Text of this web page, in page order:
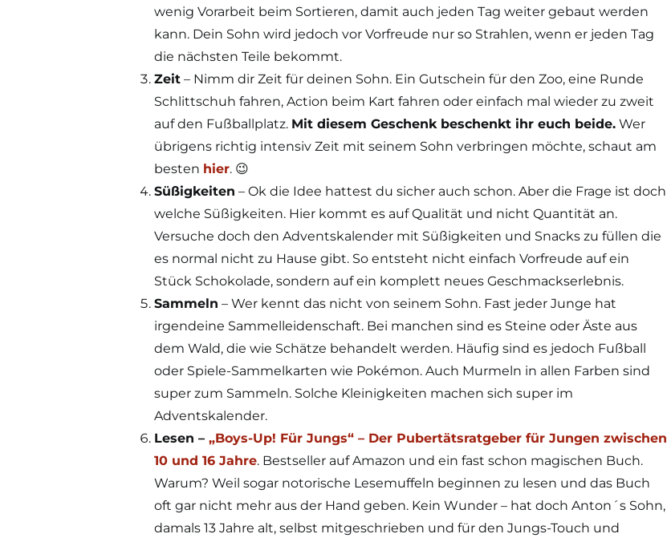
wenig Vorarbeit beim Sortieren, damit auch jeden Tag weiter gebaut werden
kann. Dein Sohn wird jedoch vor Vorfreude nur so Strahlen, wenn er jeden Tag
die nächsten Teile bekommt.
Zeit – Nimm dir Zeit für deinen Sohn. Ein Gutschein für den Zoo, eine Runde
Schlittschuh fahren, Action beim Kart fahren oder einfach mal wieder zu zweit
auf den Fußballplatz. Mit diesem Geschenk beschenkt ihr euch beide. Wer
übrigens richtig intensiv Zeit mit seinem Sohn verbringen möchte, schaut am
besten hier. 😉
Süßigkeiten – Ok die Idee hattest du sicher auch schon. Aber die Frage ist doch
welche Süßigkeiten. Hier kommt es auf Qualität und nicht Quantität an.
Versuche doch den Adventskalender mit Süßigkeiten und Snacks zu füllen die
es normal nicht zu Hause gibt. So entsteht nicht einfach Vorfreude auf ein
Stück Schokolade, sondern auf ein komplett neues Geschmackserlebnis.
Sammeln – Wer kennt das nicht von seinem Sohn. Fast jeder Junge hat
irgendeine Sammelleidenschaft. Bei manchen sind es Steine oder Äste aus
dem Wald, die wie Schätze behandelt werden. Häufig sind es jedoch Fußball
oder Spiele-Sammelkarten wie Pokémon. Auch Murmeln in allen Farben sind
super zum Sammeln. Solche Kleinigkeiten machen sich super im
Adventskalender.
Lesen – „Boys-Up! Für Jungs“ – Der Pubertätsratgeber für Jungen zwischen
10 und 16 Jahre. Bestseller auf Amazon und ein fast schon magischen Buch.
Warum? Weil sogar notorische Lesemuffeln beginnen zu lesen und das Buch
oft gar nicht mehr aus der Hand geben. Kein Wunder – hat doch Anton´s Sohn,
damals 13 Jahre alt, selbst mitgeschrieben und für den Jungs-Touch und